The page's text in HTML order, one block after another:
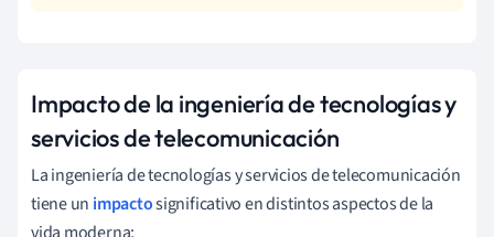
Impacto de la ingeniería de tecnologías y
servicios de telecomunicación
La ingeniería de tecnologías y servicios de telecomunicación
tiene un impactosignificativo en distintos aspectos de la